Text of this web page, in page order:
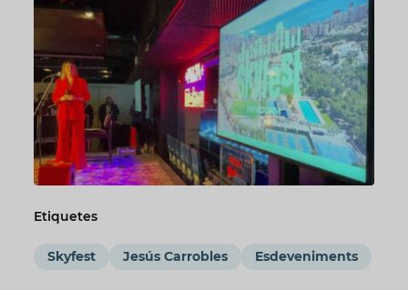
Etiquetes
Skyfest Jesús Carrobles Esdeveniments